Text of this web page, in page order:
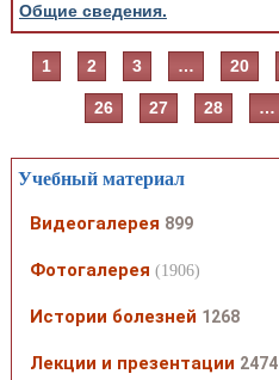
Общие сведения.
1 2 3 … 20
26 27 28 …
Учебный материал
Видеогалерея 899
Фотогалерея (1906)
Истории болезней 1268
Лекции и презентации 2474